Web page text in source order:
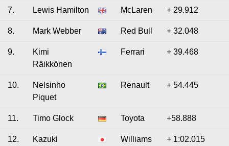
7. Lewis Hamilton McLaren + 29.912
8. Mark Webber Red Bull + 32.048
9.
Kimi
Räikkönen
Ferrari + 39.468
10.
Nelsinho
Piquet
Renault + 54.445
11. Timo Glock Toyota +58.888
12.
Kazuki
Williams + 1:02.015